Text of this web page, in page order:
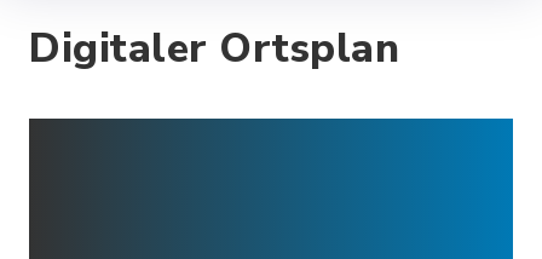
Digitaler Ortsplan